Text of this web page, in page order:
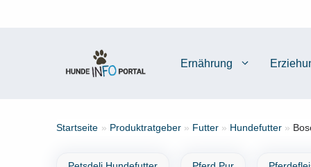
Ernährung
Startseite » Produktratgeber » Futter » Hundefutter »